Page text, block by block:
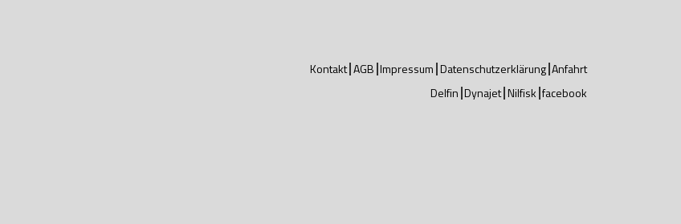
Kontakt AGB Impressum Datenschutzerklärung Anfahrt
Delfin Dynajet Nilfisk facebook